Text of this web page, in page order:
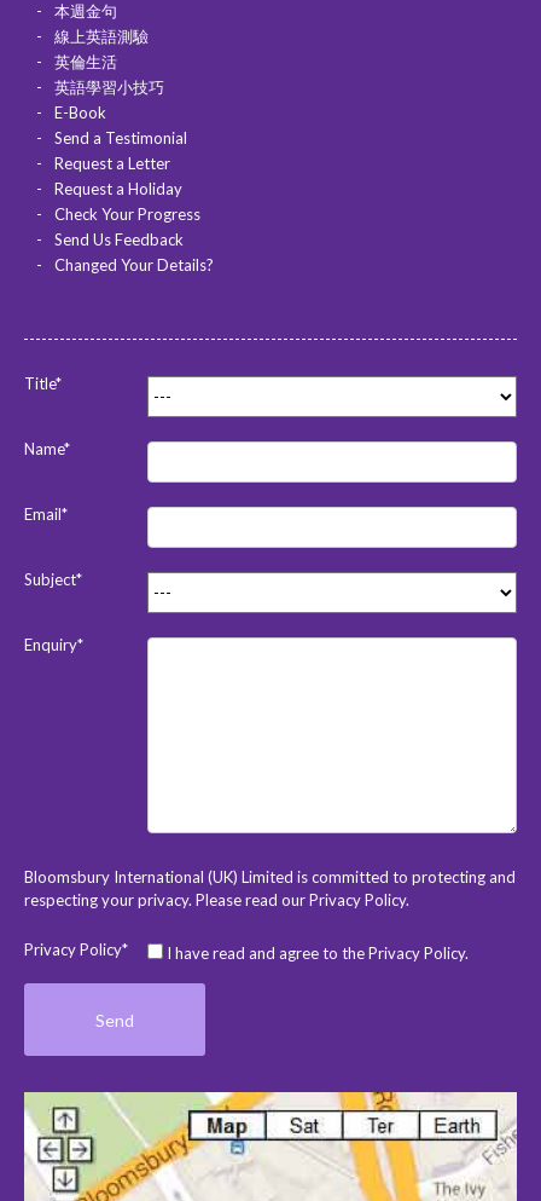
本週金句
線上英語測驗
英倫生活
英語學習小技巧
E-Book
Send a Testimonial
Request a Letter
Request a Holiday
Check Your Progress
Send Us Feedback
Changed Your Details?
Title*
Name*
Email*
Subject*
Enquiry*
Bloomsbury International (UK) Limited is committed to protecting and
respecting your privacy. Please read ourPrivacy Policy.
Privacy Policy* I have read and agree to the Privacy Policy.